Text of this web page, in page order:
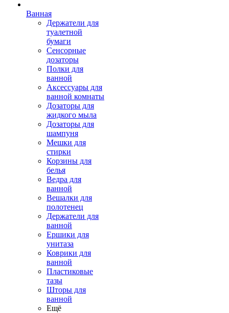
Ванная
Держатели для
туалетной
бумаги
Сенсорные
дозаторы
Полки для
ванной
Аксессуары для
ванной комнаты
Дозаторы для
жидкого мыла
Дозаторы для
шампуня
Мешки для
стирки
Корзины для
белья
Ведра для
ванной
Вешалки для
полотенец
Держатели для
ванной
Ершики для
унитаза
Коврики для
ванной
Пластиковые
тазы
Шторы для
ванной
Ещё